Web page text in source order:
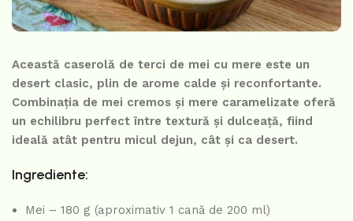
Această caserolă de terci de mei cu mere este un
desert clasic, plin de arome calde și reconfortante.
Combinația de mei cremos și mere caramelizate oferă
un echilibru perfect între textură și dulceață, fiind
ideală atât pentru micul dejun, cât și ca desert.
Ingrediente:
Mei – 180 g (aproximativ 1 cană de 200 ml)